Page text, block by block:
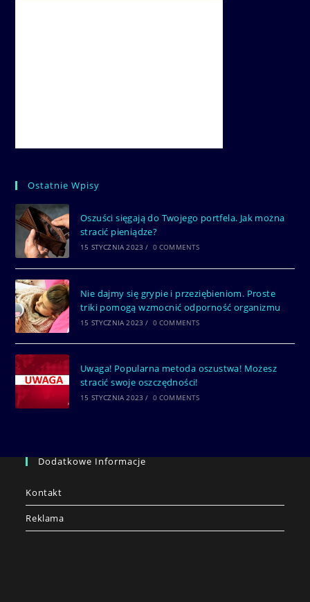
Ostatnie Wpisy
Oszuści sięgają do Twojego portfela. Jak można
stracić pieniądze?
15 STYCZNIA 2023 / 0 COMMENTS
Nie dajmy się grypie i przeziębieniom. Proste
triki pomogą wzmocnić odporność organizmu
15 STYCZNIA 2023 / 0 COMMENTS
Uwaga! Popularna metoda oszustwa! Możesz
stracić swoje oszczędności!
15 STYCZNIA 2023 / 0 COMMENTS
Dodatkowe Informacje
Kontakt
Reklama